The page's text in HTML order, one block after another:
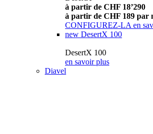
à partir de CHF 18’290
à partir de CHF 189 par
CONFIGUREZ-LA en
new DesertX 100
DesertX 100
en savoir plus
Diavel